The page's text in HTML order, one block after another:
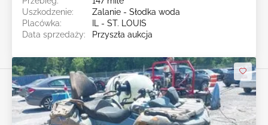
Uszkodzenie:
Zalanie - Słodka woda
Placówka:
IL - ST. LOUIS
Data sprzedaży:
Przyszła aukcja